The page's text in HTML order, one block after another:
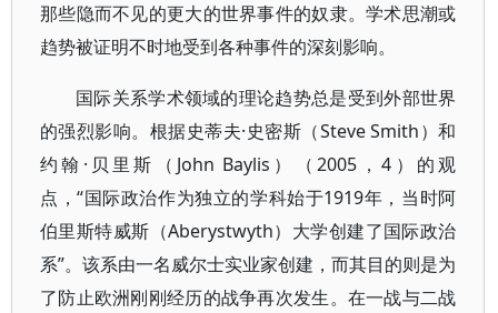
那些隐而不见的更大的世界事件的奴隶。学术思潮或
趋势被证明不时地受到各种事件的深刻影响。
国际关系学术领域的理论趋势总是受到外部世界
的强烈影响。根据史蒂夫·史密斯（Steve Smith）和
约翰·贝里斯（John Baylis）（2005，4）的观
点，“国际政治作为独立的学科始于1919年，当时阿
伯里斯特威斯（Aberystwyth）大学创建了国际政治
系”。该系由一名威尔士实业家创建，而其目的则是为
了防止欧洲刚刚经历的战争再次发生。在一战与二战